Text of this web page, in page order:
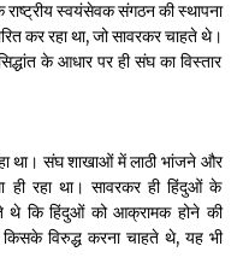
स्वयंसेवक संगठन की स्थापना
कर रहा था, जो सावरकर चाहते थे।
के आधार पर ही संघ का विस्तार
था। संघ शाखाओं में लाठी भांजने और
ही रहा था। सावरकर ही हिंदुओं के
थे कि हिंदुओं को आक्रामक होने की
विरुद्ध करना चाहते थे, यह भी